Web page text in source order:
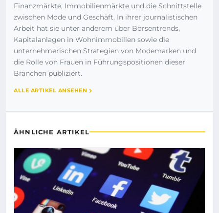
Finanzmärkte, Immobilienmärkte und die Schnittstelle
zwischen Mode und Geschäft. In ihrer journalistischen
Arbeit hat sie unter anderem über Börsentrends,
Kapitalanlagen in Wohnimmobilien sowie die
unternehmerischen Strategien von Modemarken und
die Rolle von Frauen in Führungspositionen dieser
Branchen publiziert.
ALLE ARTIKEL ANSEHEN
ÄHNLICHE ARTIKEL